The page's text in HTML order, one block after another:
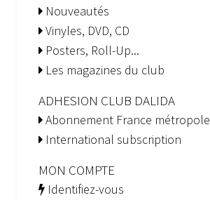
Nouveautés
Vinyles, DVD, CD
Posters, Roll-Up...
Les magazines du club
ADHESION CLUB DALIDA
Abonnement France métropole
International subscription
MON COMPTE
Identifiez-vous